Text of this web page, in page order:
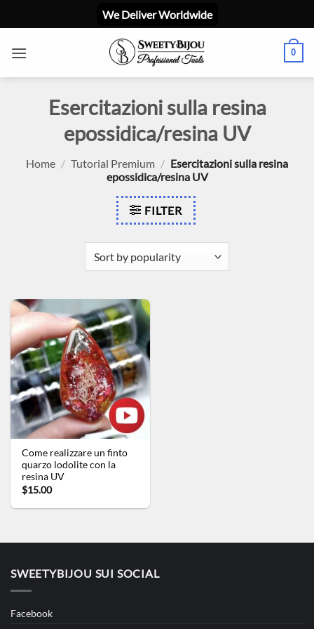
to
We Deliver Worldwide
0
Esercitazioni sulla resina
epossidica/resina UV
Home / Tutorial Premium / Esercitazioni sulla resina
epossidica/resina UV
FILTER
Come realizzare un finto
quarzo lodolite con la
resina UV
$15.00
SWEETYBIJOU SUI SOCIAL
Facebook